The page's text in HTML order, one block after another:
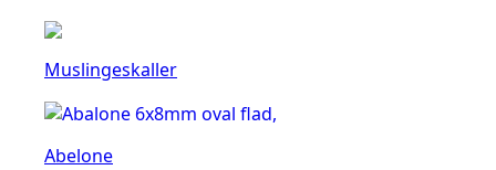
Muslingeskaller
Abelone